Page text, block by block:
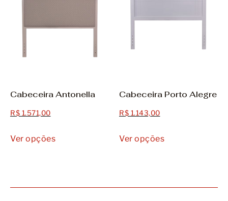
Cabeceira Antonella
R$ 1.571,00
Ver opções
Cabeceira Porto Alegre
R$ 1.143,00
Ver opções